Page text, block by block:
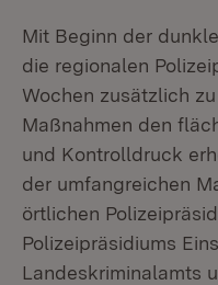
Mit Beginn der
die regionalen
Wochen zusätzlich
Maßnahmen den
und Kontrolldruck
der umfangreichen
örtlichen
Polizeipräsidiums
Landeskriminalamts